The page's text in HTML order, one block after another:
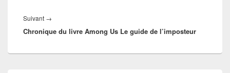
Suivant →
suivant :
Chronique du livre Among Us Le guide de l’imposteur